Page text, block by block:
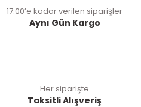
17:00’e kadar verilen siparişler
Aynı Gün Kargo
Her siparişte
Taksitli Alışveriş